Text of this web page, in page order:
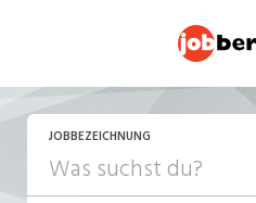
JOBBEZEICHNUNG